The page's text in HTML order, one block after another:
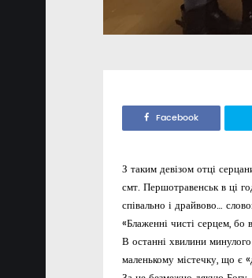
Facebook
З таким девізом отці
смт. Першотравенськ в ці
співально і драйвово…
«Блаженні чисті серцем, бо
В останні хвилини
маленькому містечку, що є